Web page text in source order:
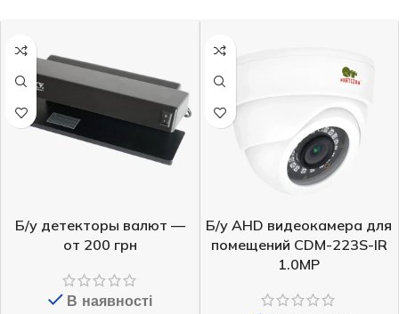
Б/у детекторы валют —
от 200 грн
В наявності
Б/у AHD видеокамера для
помещений CDM-223S-IR
1.0MP